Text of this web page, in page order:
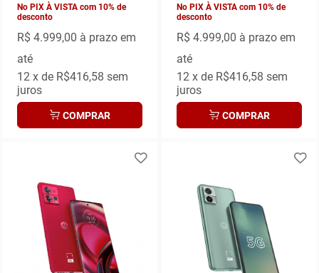
No PIX À VISTA com 10% de
desconto
R$ 4.999,00 à prazo em
até
12x de R$416,58 sem
juros
COMPRAR
No PIX À VISTA com 10% de
desconto
R$ 4.999,00 à prazo em
até
12x de R$416,58 sem
juros
COMPRAR